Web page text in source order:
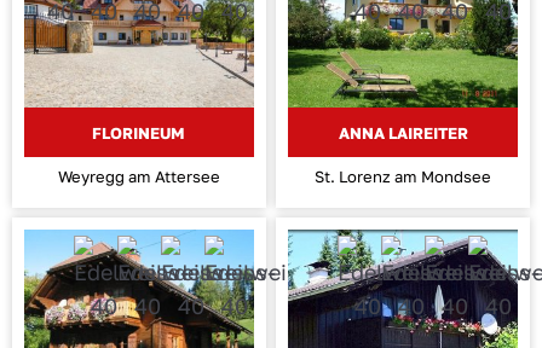
FLORINEUM
Weyregg am Attersee
ANNA LAIREITER
St. Lorenz am Mondsee